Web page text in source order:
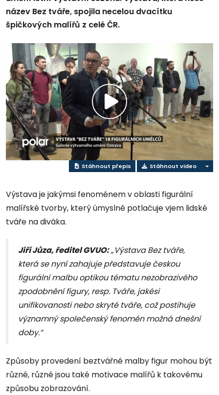
název Bez tváře, spojila necelou dvacítku
špičkových malířů z celé ČR.
Přehrát
video
Stáhnout přepis Stáhnout video
Výstava je jakýmsi fenoménem v oblasti figurální
malířské tvorby, který úmyslně potlačuje vjem lidské
tváře na diváka.
Jiří Jůza, ředitel GVUO:„Výstava Bez tváře,
která se nyní zahajuje představuje českou
figurální malbu optikou tématu nezobrazivého
zpodobnění figury, resp. Tváře, jakési
unifikovanosti nebo skryté tváře, což postihuje
významný společenský fenomén možná dnešní
doby.“
Způsoby provedení beztvářné malby figur mohou být
různé, různé jsou také motivace malířů k takovému
způsobu zobrazování.